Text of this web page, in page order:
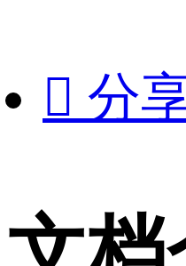
 分